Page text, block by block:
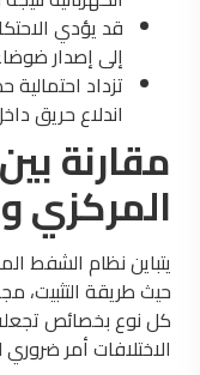
قد يؤدي
إلى إصدار
تزداد احتمالية
اندلاع حريق
مقارنة
المركزي
يتباين نظام الشفط
حيث طريقة التثبيت،
كل نوع بخصائص تجعله
الاختلافات أمر ضروري